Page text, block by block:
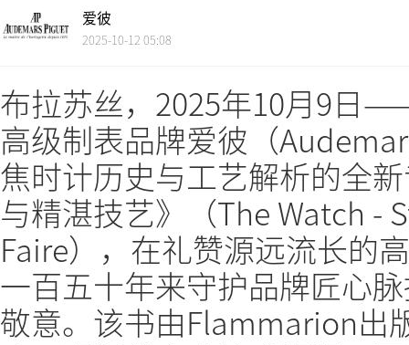
爱彼
2025-10-12 05:08
布拉苏丝，2025年10月9日
高级制表品牌爱彼（
焦时计历史与工艺解析的全
与精湛技艺》（The Watch -
Faire），在礼赞源远流长的
一百五十年来守护品牌匠心
敬意。该书由Flammarion出